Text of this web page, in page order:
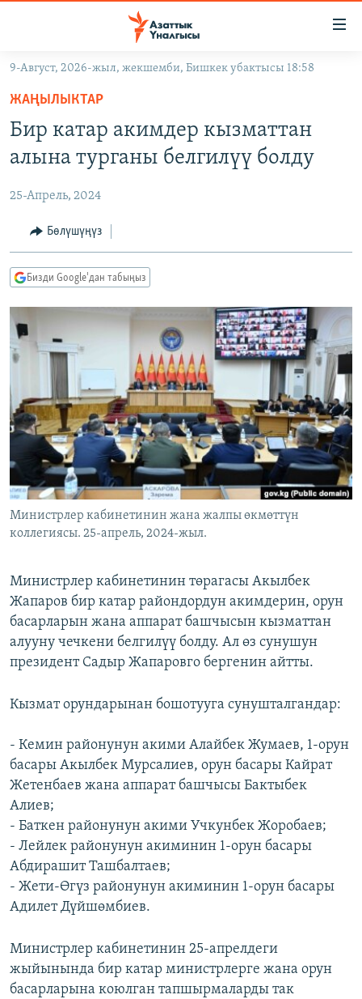
Навигацияга
өтүңүз
Издөөгө
салыңызКЫРГЫЗСТАН
ЭКОНОМИКА
МАДАНИЯТ
ДҮЙНӨ
БОРБОР АЗИЯ
АТАЙЫН ИЛИКТӨӨ
ТВ ПРОГРАММАЛАР
ЭКСПЕРТТЕР ТАЛДАЙТ
БИЗ ЖАНА ДҮЙНӨ
ДАНИСТЕ
ЭЖЕ-СИҢДИЛЕР
АЗАТТЫК+
ЫҢГАЙСЫЗ СУРООЛОР
ӨЗГӨЧӨ ПИКИР
Русский
ОНЛАЙН ШЕРИНЕ
ЭЕ/АРнун бардык сайттары
9-Август, 2026-жыл, жекшемби, Бишкек убактысы 18:58
ЖАҢЫЛЫКТАР
Бир катар акимдер кызматтан
алына турганы белгилүү болду
25-Апрель, 2024
Бөлүшүңүз
Бизди Google'дан табыңыз
Министрлер кабинетинин жана жалпы өкмөттүн
коллегиясы. 25-апрель, 2024-жыл.
Министрлер кабинетинин төрагасы Акылбек
Жапаров бир катар райондордун акимдерин, орун
басарларын жана аппарат башчысын кызматтан
алууну чечкени белгилүү болду. Ал өз сунушун
президент Садыр Жапаровго бергенин айтты.
Кызмат орундарынан бошотууга сунушталгандар:
- Кемин районунун акими Алайбек Жумаев, 1-орун
басары Акылбек Мурсалиев, орун басары Кайрат
Жетенбаев жана аппарат башчысы Бактыбек
Алиев;
- Баткен районунун акими Учкунбек Жоробаев;
- Лейлек районунун акиминин 1-орун басары
Абдирашит Ташбалтаев;
- Жети-Өгүз районунун акиминин 1-орун басары
Адилет Дүйшөмбиев.
Министрлер кабинетинин 25-апрелдеги
жыйынында бир катар министрлерге жана орун
басарларына коюлган тапшырмаларды так